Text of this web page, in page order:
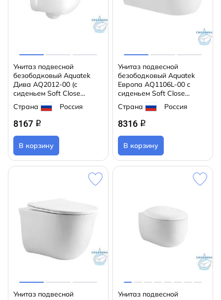
Унитаз подвесной
безободковый Aquatek
Дива AQ2012-00 (с
сиденьем Soft Close
(микролифт)
Страна Россия
8167 q
В корзину
Унитаз подвесной
безободковый Aquatek
Европа AQ1106L-00 с
сиденьем Soft Close
(микролифт)
Страна Россия
8316 q
В корзину
Унитаз подвесной
Унитаз подвесной